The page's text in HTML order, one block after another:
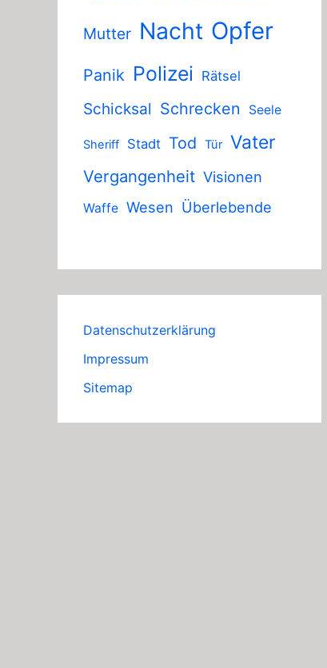
Mutter Nacht Opfer
Panik Polizei Rätsel
Schicksal Schrecken Seele
Sheriff Stadt Tod Tür Vater
Vergangenheit Visionen
Waffe Wesen Überlebende
Datenschutzerklärung
Impressum
Sitemap